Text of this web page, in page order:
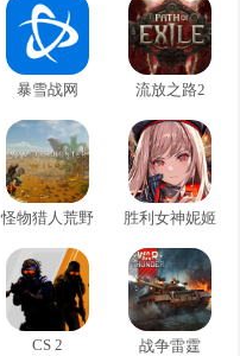
暴雪战网 流放之路2
怪物猎人荒野 胜利女神妮姬
CS 2 战争雷霆